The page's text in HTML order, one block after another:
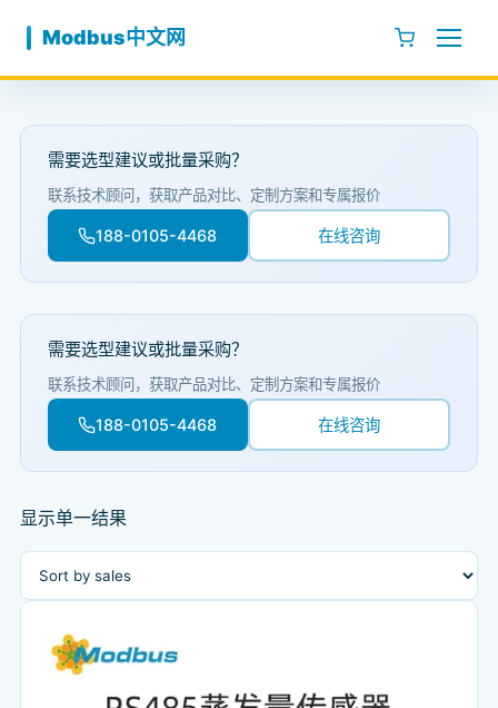
Modbus中文网
需要选型建议或批量采购？
联系技术顾问，获取产品对比、定制方案和专属报价
188-0105-4468 在线咨询
需要选型建议或批量采购？
联系技术顾问，获取产品对比、定制方案和专属报价
188-0105-4468 在线咨询
显示单一结果